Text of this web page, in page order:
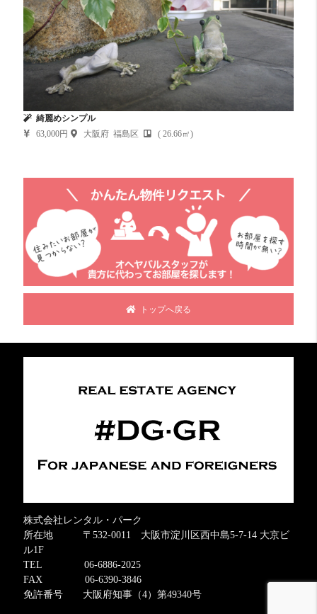
綺麗めシンプル
63,000円
大阪府 福島区 ( 26.66㎡)
トップへ戻る
株式会社レンタル・パーク
所在地 〒532-0011 大阪市淀川区西中島5-7-14 大京ビ
ル1F
TEL 06-6886-2025
FAX 06-6390-3846
免許番号 大阪府知事（4）第49340号